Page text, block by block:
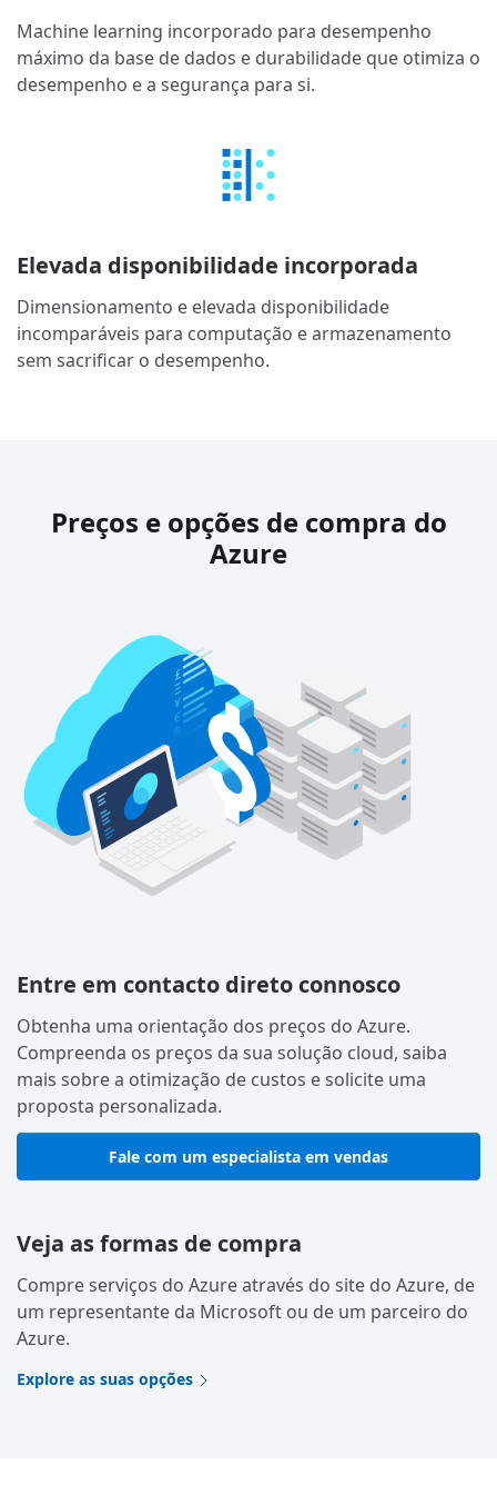
Machine learning incorporado para desempenho
máximo da base de dados e durabilidade que otimiza o
desempenho e a segurança para si.
Elevada disponibilidade incorporada
Dimensionamento e elevada disponibilidade
incomparáveis para computação e armazenamento
sem sacrificar o desempenho.
Preços e opções de compra do
Azure
Entre em contacto direto connosco
Obtenha uma orientação dos preços do Azure.
Compreenda os preços da sua solução cloud, saiba
mais sobre a otimização de custos e solicite uma
proposta personalizada.
Fale com um especialista em vendas
Veja as formas de compra
Compre serviços do Azure através do site do Azure, de
um representante da Microsoft ou de um parceiro do
Azure.
Explore as suas opções